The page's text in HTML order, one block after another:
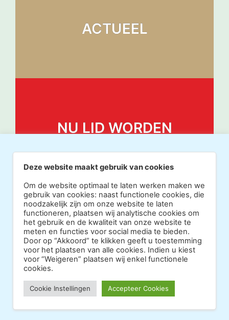
ACTUEEL
NU LID WORDEN
Vormgeving Hoenenenvandooren
· ·
Deze website maakt gebruik van cookies
Om de website optimaal te laten werken maken we
gebruik van cookies: naast functionele cookies, die
noodzakelijk zijn om onze website te laten
functioneren, plaatsen wij analytische cookies om
het gebruik en de kwaliteit van onze website te
meten en functies voor social media te bieden.
Door op “Akkoord” te klikken geeft u toestemming
voor het plaatsen van alle cookies. Indien u kiest
voor “Weigeren” plaatsen wij enkel functionele
cookies.
Cookie Instellingen Accepteer Cookies